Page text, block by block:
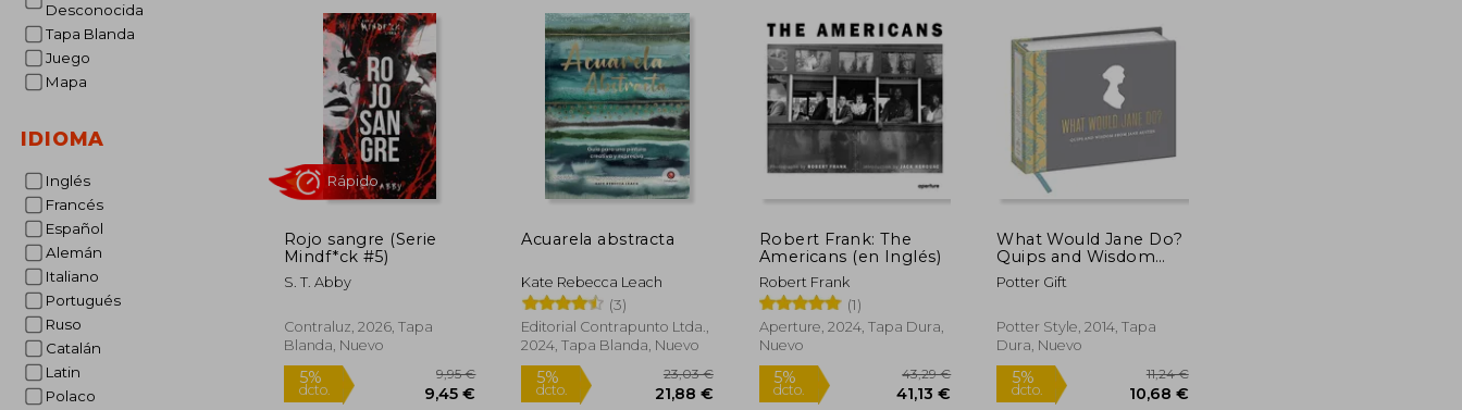
Desconocida
Tapa Blanda
Juego
Mapa
IDIOMA
Inglés
Francés
Español
Alemán
Italiano
Portugués
Ruso
Catalán
Latin
Polaco
Rojo sangre (Serie
Mindf*ck #5)
S. T. Abby
Contraluz, 2026, Tapa
Blanda, Nuevo
Acuarela abstracta
Kate Rebecca Leach
(3)
Editorial Contrapunto Ltda.,
2024, Tapa Blanda, Nuevo
Robert Frank: The
Americans (en Inglés)
Robert Frank
(1)
Aperture, 2024, Tapa Dura,
Nuevo
What Would Jane Do?
Quips and Wisdom
From Jane Austen (en
Inglés)
Potter Gift
Potter Style, 2014, Tapa
Dura, Nuevo